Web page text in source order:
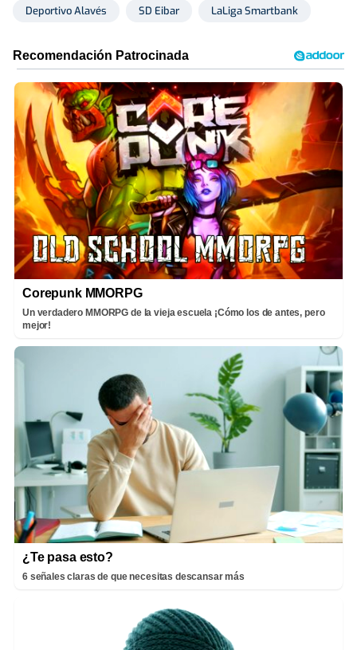
Deportivo Alavés SD Eibar LaLiga Smartbank
Corepunk MMORPG
Un verdadero MMORPG de la vieja escuela ¡Cómo los de antes, pero
mejor!
¿Te pasa esto?
6 señales claras de que necesitas descansar más